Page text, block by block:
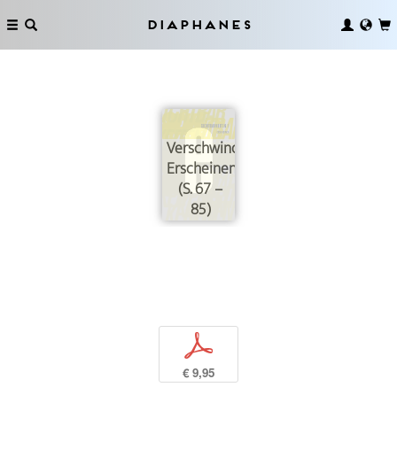
Diaphanes
Verschwinden
Erscheinen
(S. 67 –
85)
p
€ 9,95